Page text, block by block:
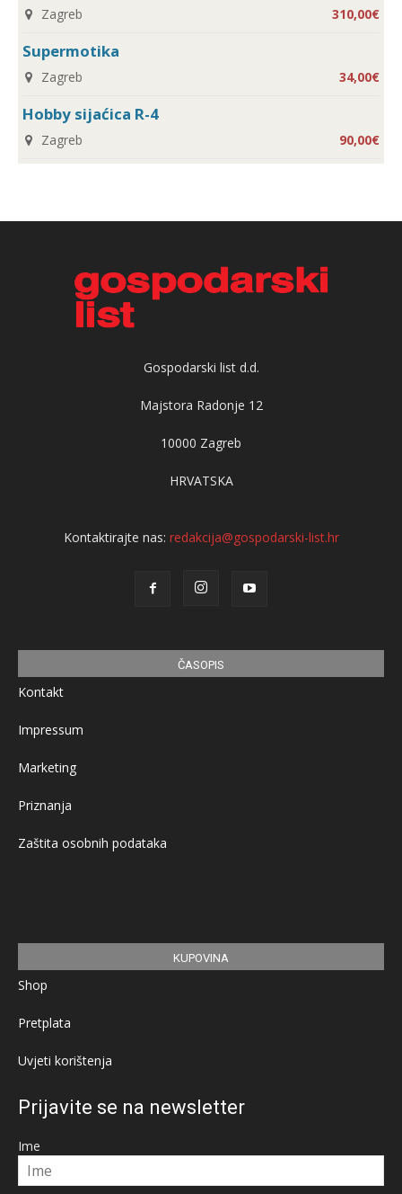
Zagreb 310,00€
Supermotika
Zagreb 34,00€
Hobby sijaćica R-4
Zagreb 90,00€
Gospodarski list d.d.
Majstora Radonje 12
10000 Zagreb
HRVATSKA
Kontaktirajte nas: redakcija@gospodarski-list.hr
ČASOPIS
Kontakt
Impressum
Marketing
Priznanja
Zaštita osobnih podataka
KUPOVINA
Shop
Pretplata
Uvjeti korištenja
Prijavite se na newsletter
Ime